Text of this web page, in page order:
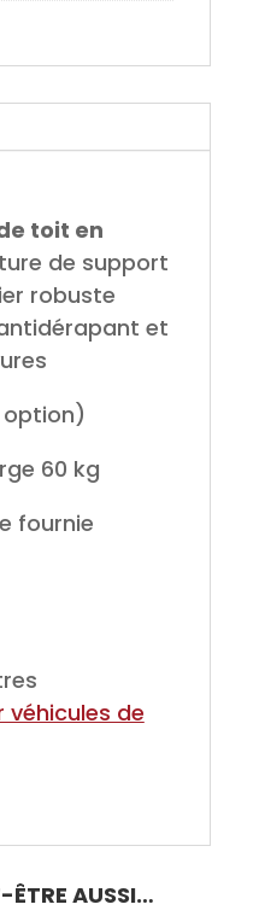
toit en
de support
robuste
et
option)
60 kg
fournie
véhicules de
ÊTRE AUSSI…